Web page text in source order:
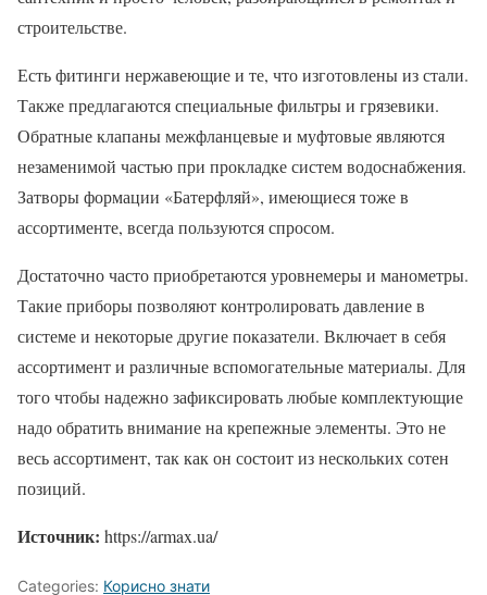
строительстве.
Есть фитинги нержавеющие и те, что изготовлены из стали.
Также предлагаются специальные фильтры и грязевики.
Обратные клапаны межфланцевые и муфтовые являются
незаменимой частью при прокладке систем водоснабжения.
Затворы формации «Батерфляй», имеющиеся тоже в
ассортименте, всегда пользуются спросом.
Достаточно часто приобретаются уровнемеры и манометры.
Такие приборы позволяют контролировать давление в
системе и некоторые другие показатели. Включает в себя
ассортимент и различные вспомогательные материалы. Для
того чтобы надежно зафиксировать любые комплектующие
надо обратить внимание на крепежные элементы. Это не
весь ассортимент, так как он состоит из нескольких сотен
позиций.
Источник: https://armax.ua/
Categories: Корисно знати